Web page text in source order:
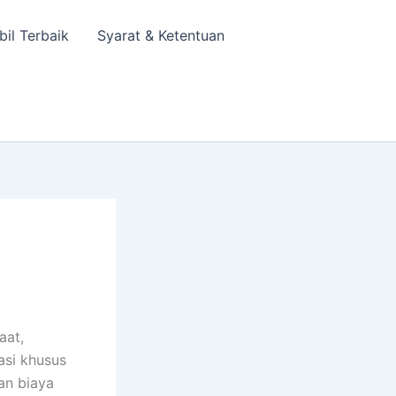
Terbaik Syarat & Ketentuan
khusus
biaya